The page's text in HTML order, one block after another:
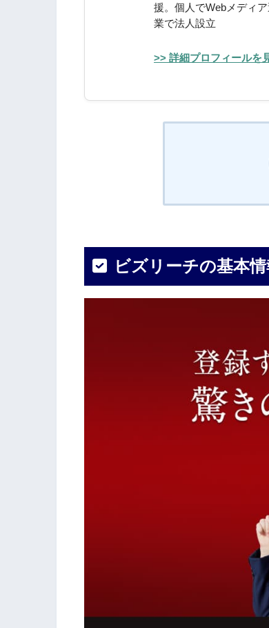
援。個人でWebメディ
業で法人設立
>> 詳細プロフィールを
ビズリーチの基本情